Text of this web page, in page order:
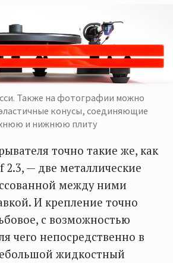
Также на фотографии можно
конусы, соединяющие
и нижнюю плиту
точно такие же, как
— две металлические
между ними
И крепление точно
с возможностью
чего непосредственно в
жидкостный